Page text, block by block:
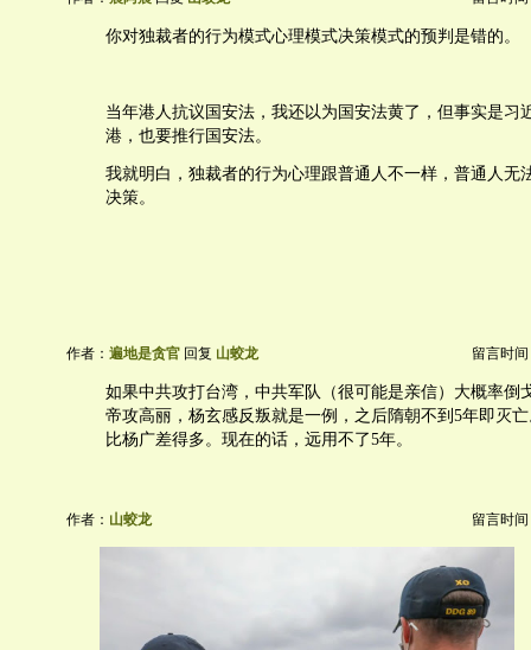
你对独裁者的行为模式心理模式决策模式的预判是错的。
当年港人抗议国安法，我还以为国安法黄了，但事实是习
港，也要推行国安法。
我就明白，独裁者的行为心理跟普通人不一样，普通人无
决策。
作者： 遍地是贪官 回复 山蛟龙 留言时间
如果中共攻打台湾，中共军队（很可能是亲信）大概率倒
帝攻高丽，杨玄感反叛就是一例，之后隋朝不到5年即灭
比杨广差得多。现在的话，远用不了5年。
作者： 山蛟龙 留言时间